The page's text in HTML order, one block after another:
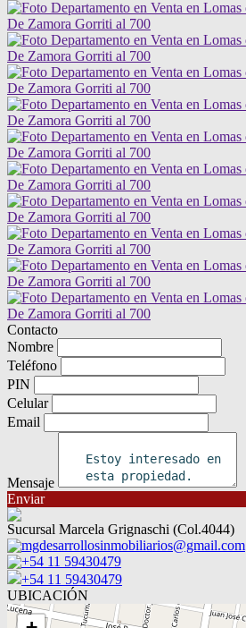
Contacto
Nombre
Teléfono
PIN
Celular
Email
Mensaje
Enviar
Sucursal Marcela Grignaschi (Col.4044)
mgdesarrollosinmobiliarios@gmail.com
+54 11 59430479
+54 11 59430479
UBICACIÓN